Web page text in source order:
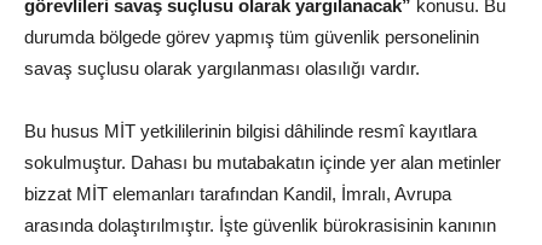
görevlileri savaş suçlusu olarak yargılanacak” konusu. Bu
durumda bölgede görev yapmış tüm güvenlik personelinin
savaş suçlusu olarak yargılanması olasılığı vardır.
Bu husus MİT yetkililerinin bilgisi dâhilinde resmî kayıtlara
sokulmuştur. Dahası bu mutabakatın içinde yer alan metinler
bizzat MİT elemanları tarafından Kandil, İmralı, Avrupa
arasında dolaştırılmıştır. İşte güvenlik bürokrasisinin kanının